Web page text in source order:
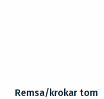
Remsa/krokar tom